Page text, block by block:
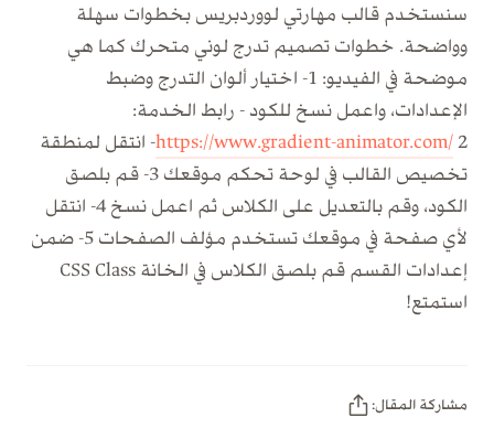
سنستخدم قالب مهارتي لووردبريس بخطوات سهلة
وواضحة. خطوات تصميم تدرج لوني متحرك كما هي
موضحة في الفيديو: 1- اختيار ألوان التدرج وضبط
الإعدادات، واعمل نسخ للكود - رابط الخدمة:
https://www.gradient-animator.com/2- انتقل لمنطقة
تخصيص القالب في لوحة تحكم موقعك 3- قم بلصق
الكود، وقم بالتعديل على الكلاس ثم اعمل نسخ 4- انتقل
لأي صفحة في موقعك تستخدم مؤلف الصفحات 5- ضمن
إعدادات القسم قم بلصق الكلاس في الخانة CSS Class
استمتع!
مشاركة المقال: